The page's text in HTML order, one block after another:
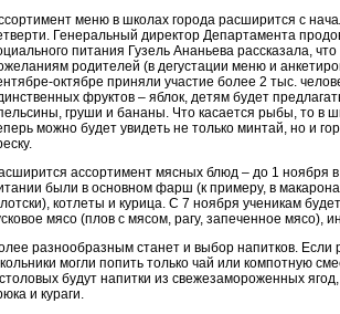
меню в школах города расширится с
Генеральный директор Департамента
питания Гузель Ананьева рассказала, что
родителей (в дегустации меню и
октябре приняли участие более 2 тыс.
фруктов – яблок, детям будет
груши и бананы. Что касается рыбы, то в
можно будет увидеть не только минтай, но и
ассортимент мясных блюд – до 1 ноября
были в основном фарш (к примеру, в
котлеты и курица. С 7 ноября ученикам
мясо (плов с мясом, рагу, запеченное мясо),
разнообразным станет и выбор напитков. Если
могли попить только чай или компотную
будут напитки из свежезамороженных
и кураги.